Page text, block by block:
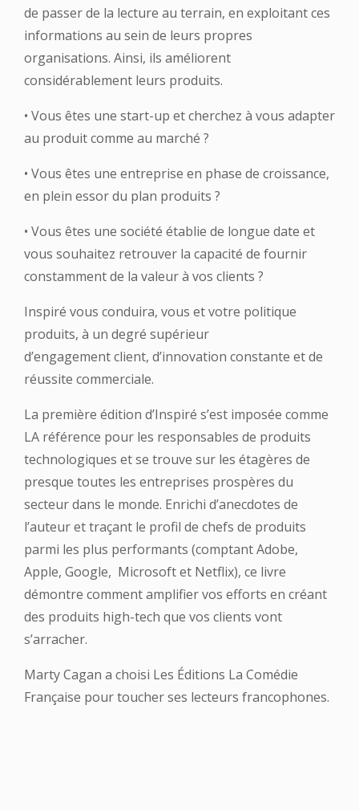
de passer de la lecture au terrain, en exploitant ces
informations au sein de leurs propres
organisations. Ainsi, ils améliorent
considérablement leurs produits.
• Vous êtes une start-up et cherchez à vous adapter
au produit comme au marché ?
• Vous êtes une entreprise en phase de croissance,
en plein essor du plan produits ?
• Vous êtes une société établie de longue date et
vous souhaitez retrouver la capacité de fournir
constamment de la valeur à vos clients ?
Inspiré vous conduira, vous et votre politique
produits, à un degré supérieur
d’engagementclient, d’innovation constante et de
réussite commerciale.
La première édition d’Inspiré s’est imposée comme
LA référence pour les responsables de produits
technologiques et se trouve sur les étagères de
presque toutes les entreprises prospères du
secteur dans le monde. Enrichi d’anecdotes de
l’auteur et traçant le profil de chefs de produits
parmi les plus performants (comptant Adobe,
Apple, Google, Microsoft et Netflix), ce livre
démontre comment amplifier vos efforts en créant
des produits high-tech que vos clients vont
s’arracher.
Marty Cagan a choisi Les Éditions La Comédie
Française pour toucher ses lecteurs francophones.